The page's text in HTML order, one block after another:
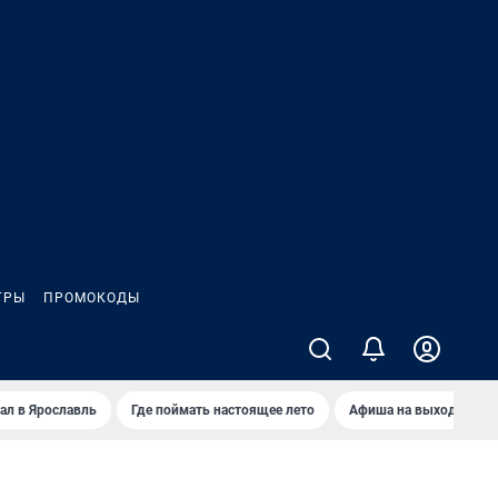
ПРОМОКОДЫ
в Ярославль Где поймать настоящее лето Афиша на выходные